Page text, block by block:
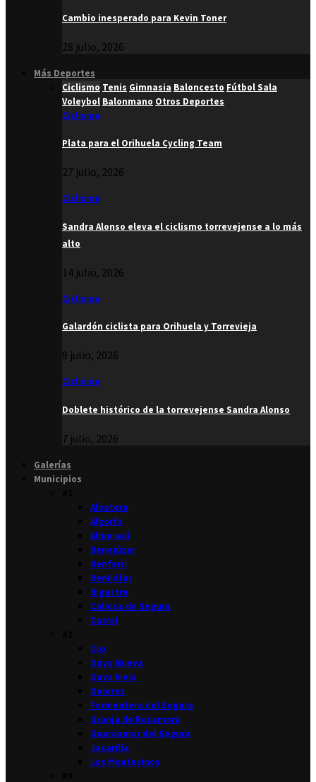
Cambio inesperado para Kevin Toner
28 julio, 2026
Más Deportes
Ciclismo Tenis Gimnasia Baloncesto Fútbol Sala
Voleybol Balonmano Otros Deportes
Ciclismo
Plata para el Orihuela Cycling Team
27 julio, 2026
Ciclismo
Sandra Alonso eleva el ciclismo torrevejense a lo más
alto
14 julio, 2026
Ciclismo
Galardón ciclista para Orihuela y Torrevieja
8 julio, 2026
Ciclismo
Doblete histórico de la torrevejense Sandra Alonso
7 julio, 2026
Galerías
Municipios
Albatera
Algorfa
Almoradí
Benejúzar
Benferri
Benijófar
Bigastro
Callosa de Segura
Catral
Cox
Daya Nueva
Daya Vieja
Dolores
Formentera del Segura
Granja de Rocamora
Guardamar del Segura
Jacarilla
Los Montesinos